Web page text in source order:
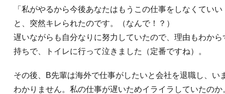
「私がやるから今後あなたはもうこの仕事をしなくていい
と、突然キレられたのです。（なんで！？）
遅いながらも自分なりに努力していたので、理由もわか
持ちで、トイレに行って泣きました（定番ですね）。
その後、B先輩は海外で仕事がしたいと会社を退職し、い
わかりません。私の仕事が遅いためイライラしていたの